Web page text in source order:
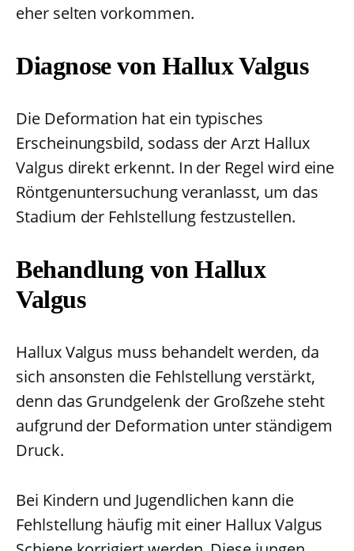
eher selten vorkommen.
Diagnose von Hallux Valgus
Die Deformation hat ein typisches
Erscheinungsbild, sodass der Arzt Hallux
Valgus direkt erkennt. In der Regel wird eine
Röntgenuntersuchung veranlasst, um das
Stadium der Fehlstellung festzustellen.
Behandlung von Hallux
Valgus
Hallux Valgus muss behandelt werden, da
sich ansonsten die Fehlstellung verstärkt,
denn das Grundgelenk der Großzehe steht
aufgrund der Deformation unter ständigem
Druck.
Bei Kindern und Jugendlichen kann die
Fehlstellung häufig mit einer Hallux Valgus